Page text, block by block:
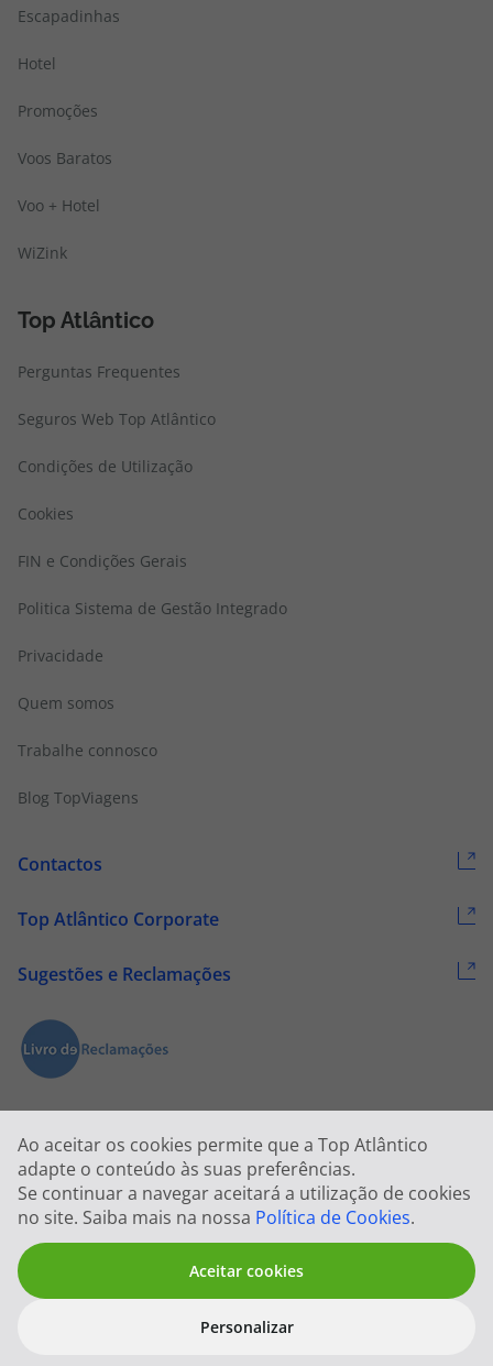
Ao aceitar os cookies permite que a Top Atlântico
adapte o conteúdo às suas preferências.
Se continuar a navegar aceitará a utilização de cookies
no site. Saiba mais na nossa Política de Cookies.
Aceitar cookies
Personalizar
Escapadinhas
Hotel
Promoções
Voos Baratos
Voo + Hotel
WiZink
Top Atlântico
Perguntas Frequentes
Seguros Web Top Atlântico
Condições de Utilização
Cookies
FIN e Condições Gerais
Politica Sistema de Gestão Integrado
Privacidade
Quem somos
Trabalhe connosco
Blog TopViagens
Contactos
Top Atlântico Corporate
Sugestões e Reclamações
2026 © Todos os direitos reservados:Top Atlântico, Viagens e Turismo